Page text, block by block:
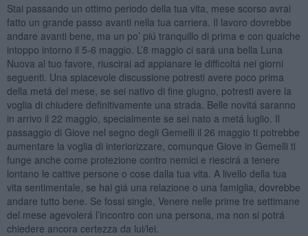
Stai passando un ottimo periodo della tua vita, mese scorso avrai
fatto un grande passo avanti nella tua carriera. Il lavoro dovrebbe
andare avanti bene, ma un po’ piú tranquillo di prima e con qualche
intoppo intorno il 5-6 maggio. L’8 maggio ci sará una bella Luna
Nuova al tuo favore, riuscirai ad appianare le difficoltá nei giorni
seguenti. Una spiacevole discussione potresti avere poco prima
della metá del mese, se sei nativo di fine giugno, potresti avere la
voglia di chiudere definitivamente una strada. Belle novitá saranno
in arrivo il 22 maggio, specialmente se sei nato a metá luglio. Il
passaggio di Giove nel segno degli Gemelli il 26 maggio ti potrebbe
aumentare la voglia di interiorizzare, comunque Giove in Gemelli ti
funge anche come protezione contro nemici e riescirá a tenere
lontano le cattive persone o cose dalla tua vita. A livello della tua
vita sentimentale, se hai giá una relazione o una famiglia, dovrebbe
andare tutto bene. Se fossi single, Venere nelle prime tre settimane
del mese agevolerá l’incontro con una persona, ma non si potrá
chiedere ancora certezza da lui/lei.